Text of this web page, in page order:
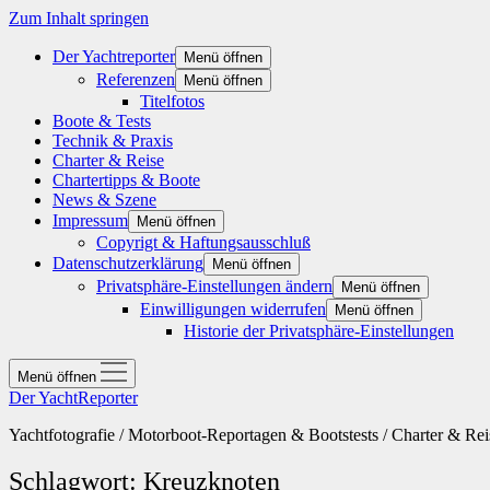
Zum Inhalt springen
Der Yachtreporter Menü öffnen
Referenzen Menü öffnen
Titelfotos
Boote & Tests
Technik & Praxis
Charter & Reise
Chartertipps & Boote
News & Szene
Impressum
Menü öffnen
Copyrigt & Haftungsausschluß
Datenschutzerklärung
Menü öffnen
Privatsphäre-Einstellungen ändern Menü öffnen
Einwilligungen widerrufen Menü öffnen
Historie der Privatsphäre-Einstellungen
Menü öffnen
Der YachtReporter
Yachtfotografie / Motorboot-Reportagen & Bootstests / Charter &
Schlagwort: Kreuzknoten